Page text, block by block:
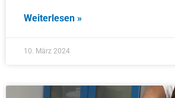
Weiterlesen »
10. März 2024